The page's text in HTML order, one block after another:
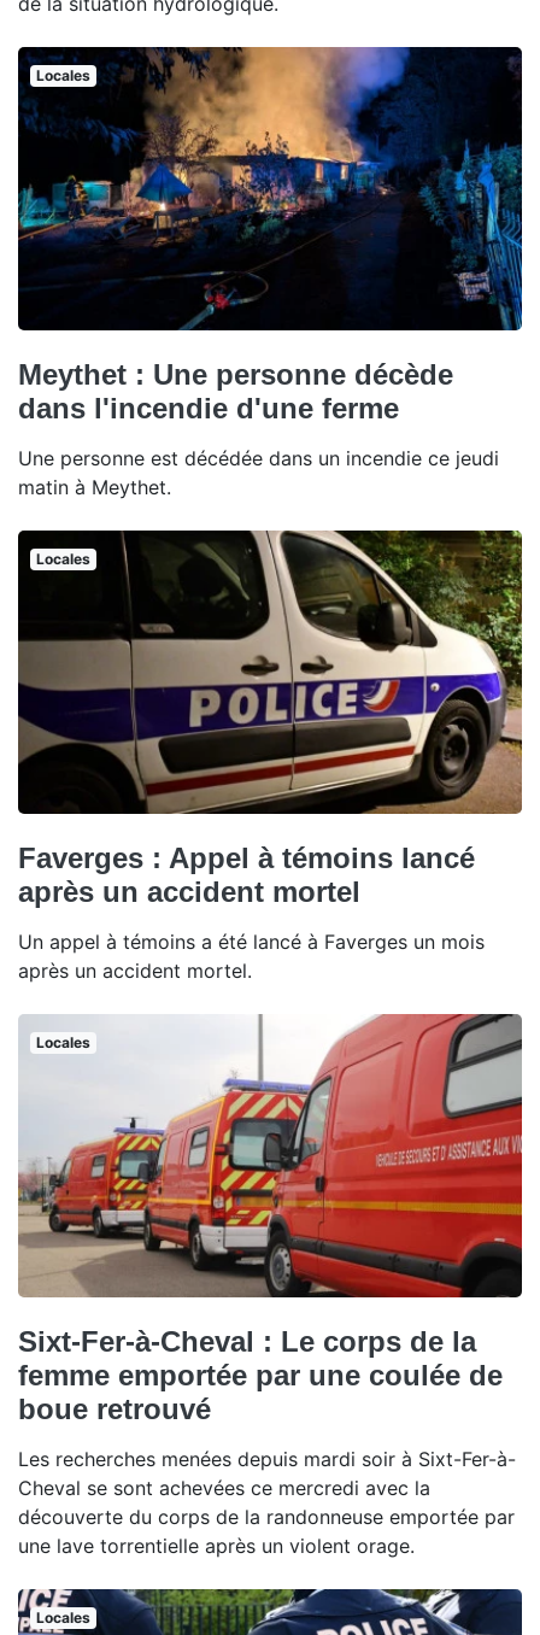
Locales
Meythet : Une personne décède
dans l'incendie d'une ferme
Une personne est décédée dans un incendie ce jeudi
matin à Meythet.
Locales
Faverges : Appel à témoins lancé
après un accident mortel
Un appel à témoins a été lancé à Faverges un mois
après un accident mortel.
Locales
Sixt-Fer-à-Cheval : Le corps de la
femme emportée par une coulée de
boue retrouvé
Les recherches menées depuis mardi soir à Sixt-Fer-à-
Cheval se sont achevées ce mercredi avec la
découverte du corps de la randonneuse emportée par
une lave torrentielle après un violent orage.
Locales